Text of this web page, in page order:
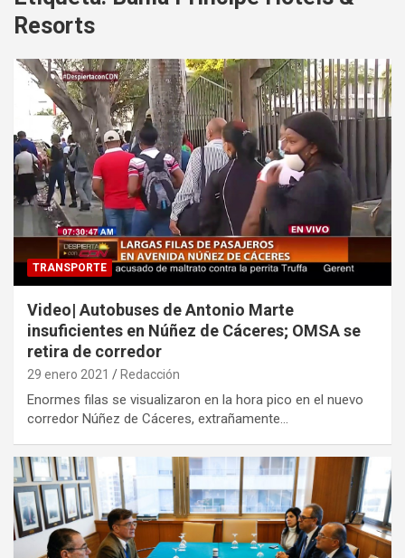
Resorts
TRANSPORTE
Video| Autobuses de Antonio Marte
insuficientes en Núñez de Cáceres; OMSA se
retira de corredor
29 enero 2021 Redacción
Enormes filas se visualizaron en la hora pico en el nuevo
corredor Núñez de Cáceres, extrañamente…